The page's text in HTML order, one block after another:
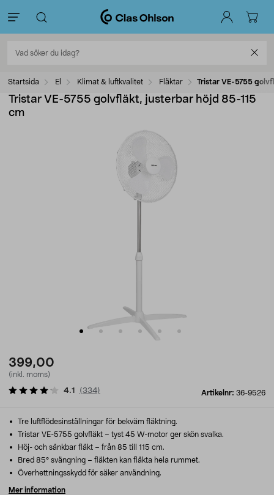
Startsida El Klimat & luftkvalitet Fläktar Tristar VE-5755
Tristar VE-5755 golvfläkt, justerbar höjd 85-115
cm
399,00
(inkl. moms)
Artikelnr: 36-9526
4.1 (334)
Tre luftflödesinställningar för bekväm fläktning.
Tristar VE-5755 golvfläkt – tyst 45 W-motor ger skön svalka.
Höj- och sänkbar fläkt – från 85 till 115 cm.
Bred 85° svängning – fläkten kan fläkta hela rummet.
Överhettningsskydd för säker användning.
Mer information